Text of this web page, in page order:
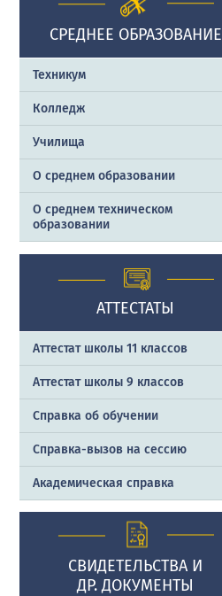
СРЕДНЕЕ ОБРАЗОВАНИЕ
Техникум
Колледж
Училища
О среднем образовании
О среднем техническом
образовании
АТТЕСТАТЫ
Аттестат школы 11 классов
Аттестат школы 9 классов
Справка об обучении
Справка-вызов на сессию
Академическая справка
СВИДЕТЕЛЬСТВА И
ДР. ДОКУМЕНТЫ